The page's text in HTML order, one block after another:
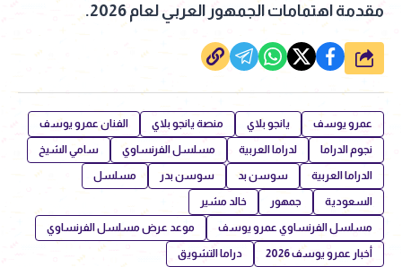
مقدمة اهتمامات الجمهور العربي لعام 2026.
شارك
عمرو يوسف يانجو بلاي منصة يانجو بلاي الفنان عمرو يوسف
نجوم الدراما لدراما العربية مسلسل الفرنساوي سامي الشيخ
الدراما العربية سوسن بد سوسن بدر مسلسل
السعودية جمهور خالد مشير
مسلسل الفرنساوي عمرو يوسف موعد عرض مسلسل الفرنساوي
أخبار عمرو يوسف 2026 دراما التشويق